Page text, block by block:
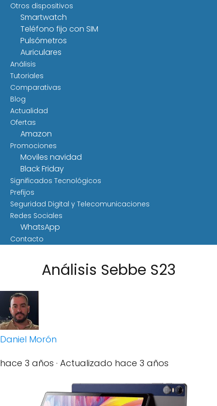
Otros dispositivos
Smartwatch
Teléfono fijo con SIM
Pulsómetros
Auriculares
Análisis
Tutoriales
Comparativas
Blog
Actualidad
Ofertas
Amazon
Promociones
Moviles navidad
Black Friday
Significados Tecnológicos
Prefijos
Seguridad Digital y Telecomunicaciones
Redes Sociales
WhatsApp
Contacto
Análisis Sebbe S23
Daniel Morón
hace 3 años · Actualizado hace 3 años